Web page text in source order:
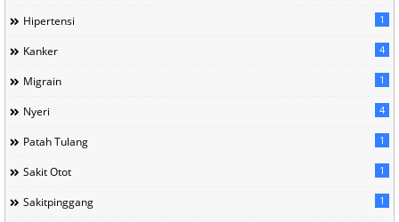
Hipertensi 1
Kanker 4
Migrain 1
Nyeri 4
Patah Tulang 1
Sakit Otot 1
Sakitpinggang 1